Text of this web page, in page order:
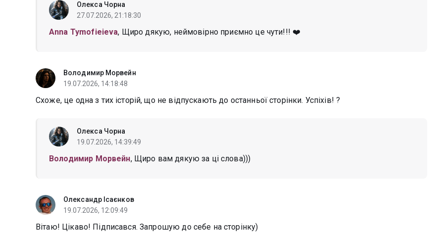
Олекса Чорна
27.07.2026, 21:18:30
Anna Tymofieieva, Щиро дякую, неймовірно приємно це чути!!! ❤️
Володимир Морвейн
19.07.2026, 14:18:48
Схоже, це одна з тих історій, що не відпускають до останньої сторінки. Успіхів! ?
Олекса Чорна
19.07.2026, 14:39:49
Володимир Морвейн, Щиро вам дякую за ці слова)))
Олександр Ісаєнков
19.07.2026, 12:09:49
Вітаю! Цікаво! Підписався. Запрошую до себе на сторінку)